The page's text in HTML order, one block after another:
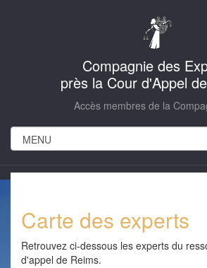
Compagnie des
près la Cour d'Appel
Accès membres de la
Carte des experts
Retrouvez ci-dessous les experts du
d'appel de Reims.